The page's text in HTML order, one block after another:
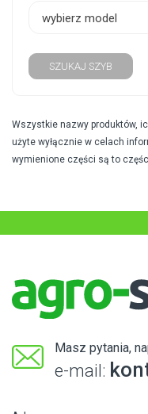
wybierz model
SZUKAJ SZYB
Wszystkie nazwy produktów,
użyte wyłącznie w celach
wymienione części są to
Masz pytania,
e-mail: